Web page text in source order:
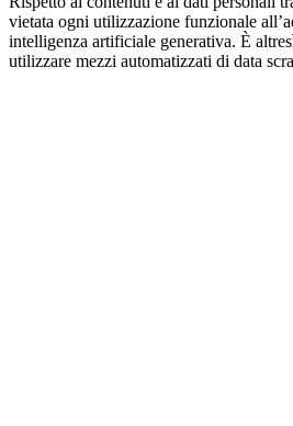
vietata ogni utilizzazione funzionale
intelligenza artificiale generativa. È
utilizzare mezzi automatizzati di data